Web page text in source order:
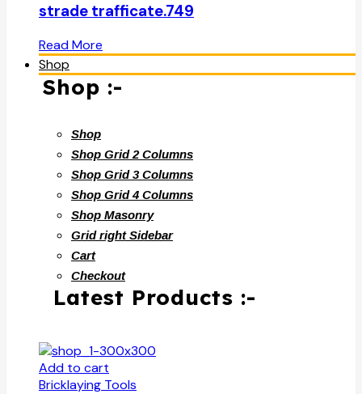
strade trafficate.749
Read More
Shop
Shop :-
Shop
Shop Grid 2 Columns
Shop Grid 3 Columns
Shop Grid 4 Columns
Shop Masonry
Grid right Sidebar
Cart
Checkout
Latest Products :-
Add to cart
Bricklaying Tools